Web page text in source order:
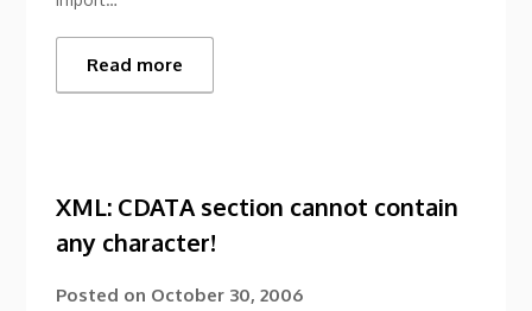
Read more
XML: CDATA section cannot contain
any character!
Posted on October 30, 2006